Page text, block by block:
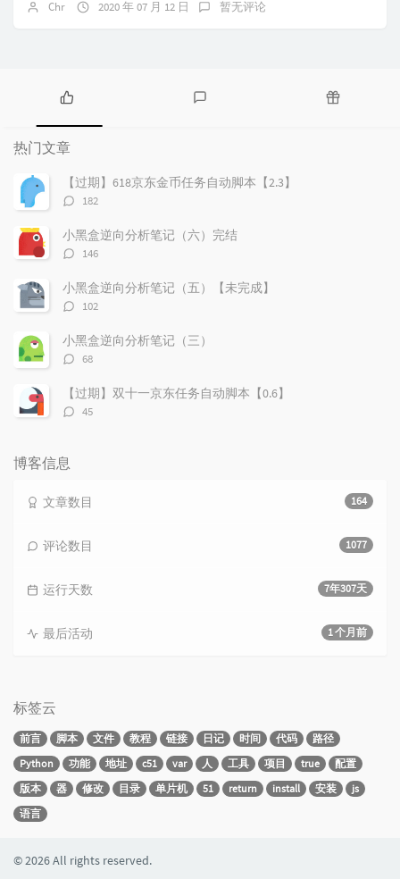
Chr 2020 年 07 月 12 日 暂无评论
热
门
文
章
论
热门文章
【过期】618京东金币任务自动脚本【2.3】
评
数：
182
小黑盒逆向分析笔记（六）完结
评
数：
146
小黑盒逆向分析笔记（五）【未完成】
评
数：
102
小黑盒逆向分析笔记（三）
评
数：
68
【过期】双十一京东任务自动脚本【0.6】
评
45
博客信息
164
文章数目
1077
评论数目
7年307天
运行天数
1 个月前
最后活动
标签云
前言 脚本 文件 教程 链接 日记 时间 代码
路径
Python
功能 地址 c51 var 人 工具 项目 true
配置
版本
器 修改 目录 单片机 51 return install 安装
js
语言
© 2026 All rights reserved.